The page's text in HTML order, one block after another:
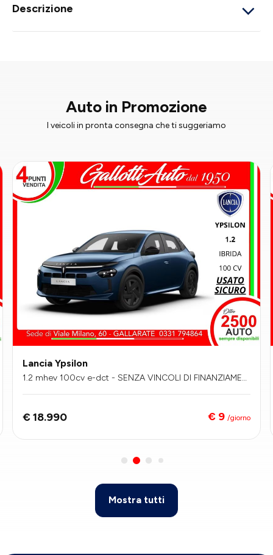
Descrizione
Auto in Promozione
I veicoli in pronta consegna che ti suggeriamo
Lancia Ypsilon
1.2 mhev 100cv e-dct - SENZA VINCOLI DI FINANZIAMEN
€ 18.990 € 9 /giorno
Mostra tutti